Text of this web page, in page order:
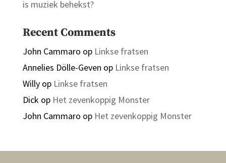
is muziek behekst?
Recent Comments
John Cammaro op Linkse fratsen
Annelies Dölle-Geven op Linkse fratsen
Willyop Linkse fratsen
Dickop Het zevenkoppig Monster
John Cammaro op Het zevenkoppig Monster